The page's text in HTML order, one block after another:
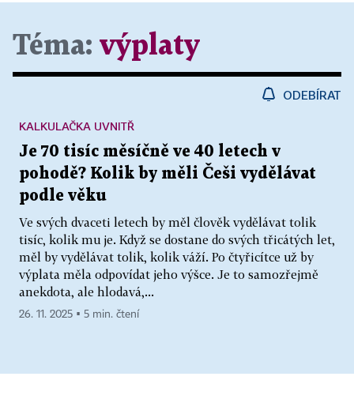
Téma: výplaty
ODEBÍRAT
Je 70 tisíc měsíčně ve 40 letech v
pohodě? Kolik by měli Češi vydělávat
podle věku
Ve svých dvaceti letech by měl člověk vydělávat tolik
tisíc, kolik mu je. Když se dostane do svých třicátých let,
měl by vydělávat tolik, kolik váží. Po čtyřicítce už by
výplata měla odpovídat jeho výšce. Je to samozřejmě
anekdota, ale hlodavá,...
KALKULAČKA UVNITŘ
26. 11. 2025 ▪ 5 min. čtení